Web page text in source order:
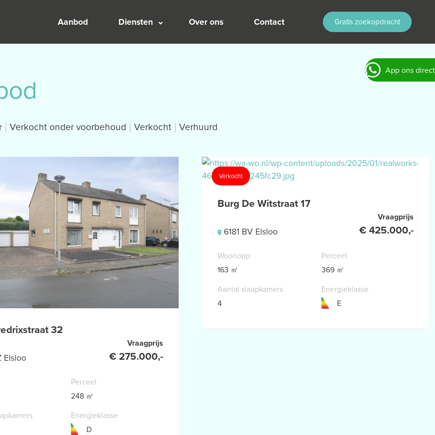
Aanbod Diensten Over ons Contact Gratis zoekopdracht
App ons direct
Verkocht onder voorbehoud Verkocht Verhuurd
32
Elsloo
Vraagprijs
€ 275.000,-
Perceel
248 ㎡
Energieklasse
D
Verkocht
Burg De Witstraat 17
6181 BV Elsloo
Vraagprijs
€ 425.000,-
Woonopp
163 ㎡
Perceel
369 ㎡
Aantal slaapkamers
4
Energieklasse
E